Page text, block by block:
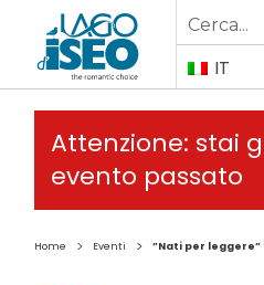
Search
for:
IT
Attenzione: stai
evento passato
Home > Eventi > ”Nati per